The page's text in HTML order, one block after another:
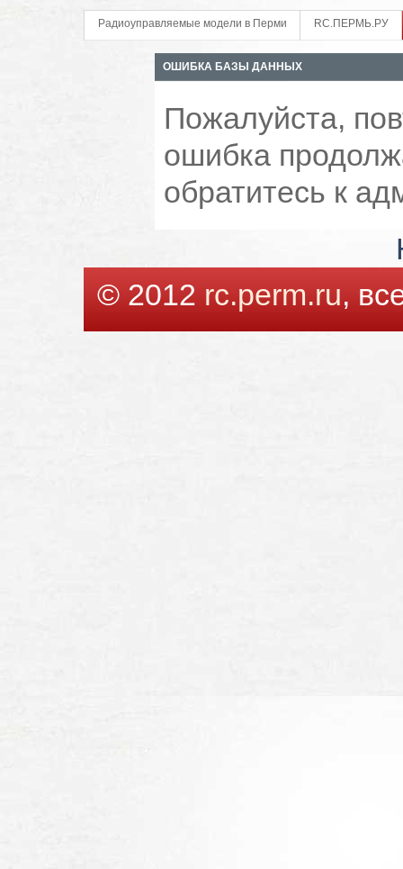
Радиоуправляемые модели в Перми RC.ПЕРМЬ.РУ
ОШИБКА БАЗЫ ДАННЫХ
Пожалуйста,
ошибка
обратитесь к
© 2012 rc.perm.ru,